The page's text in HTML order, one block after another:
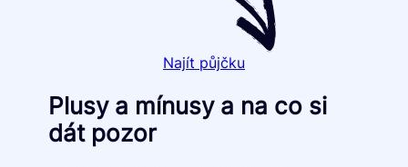
Najít půjčku
Plusy a mínusy a na co si
dát pozor